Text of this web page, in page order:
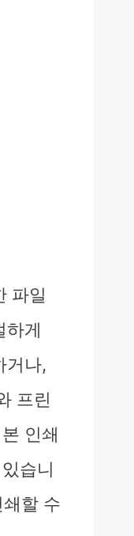
파일
하게
거나,
프린
인쇄
습니
할 수